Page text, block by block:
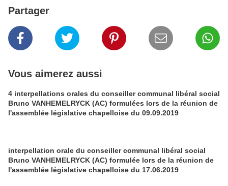
Partager
Vous aimerez aussi
4 interpellations orales du conseiller communal libéral social
Bruno VANHEMELRYCK (AC) formulées lors de la réunion de
l'assemblée législative chapelloise du 09.09.2019
interpellation orale du conseiller communal libéral social
Bruno VANHEMELRYCK (AC) formulée lors de la réunion de
l'assemblée législative chapelloise du 17.06.2019